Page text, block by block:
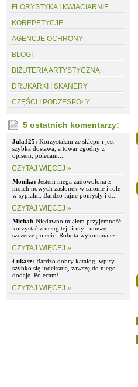
FLORYSTYKA I KWIACIARNIE
KOREPETYCJE
AGENCJE OCHRONY
BLOGI
BIŻUTERIA ARTYSTYCZNA
DRUKARKI I SKANERY
CZĘŚCI I PODZESPOŁY
5 ostatnich komentarzy:
Jula125: Korzystałam ze sklepu i jest
szybka dostawa, a towar zgodny z
opisem, polecam....
CZYTAJ WIĘCEJ »
Monika: Jestem mega zadowolona z
moich nowych zasłonek w salonie i role
w sypialni. Bardzo fajne pomysły i d...
CZYTAJ WIĘCEJ »
Michał: Niedawno miałem przyjemność
korzystać z usług tej firmy i muszę
szczerze polecić. Robota wykonana sz...
CZYTAJ WIĘCEJ »
Łukasz: Bardzo dobry katalog, wpisy
szybko się indeksują, zawszę do niego
dodaję. Polecam!...
CZYTAJ WIĘCEJ »